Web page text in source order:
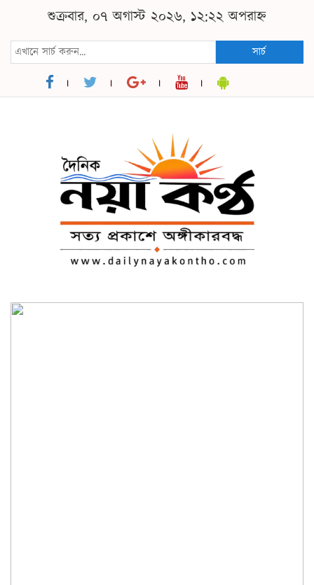
শুক্রবার, ০৭ অগাস্ট ২০২৬, ১২:২২ অপরাহ্ন
সার্চ